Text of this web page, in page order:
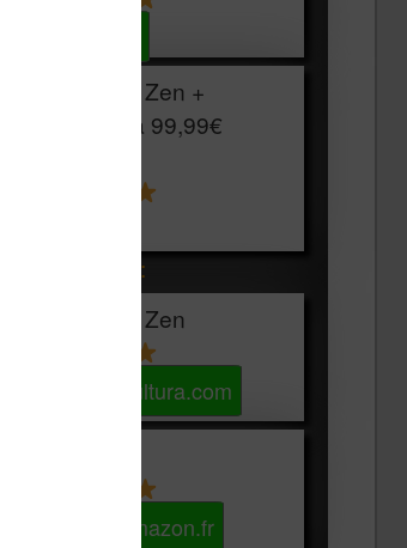
Vivlio Light Zen +
HOUSSE à 99,99€
accessibles :
Vivlio Light Zen
Voir sur Cultura.com
Voir sur Amazon.fr